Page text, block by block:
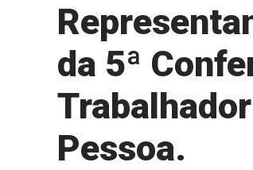
da 5ª
Pessoa.